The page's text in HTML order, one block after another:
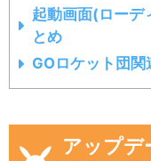
起動画面(ローデ
とめ
GOロケット団関
アップデ